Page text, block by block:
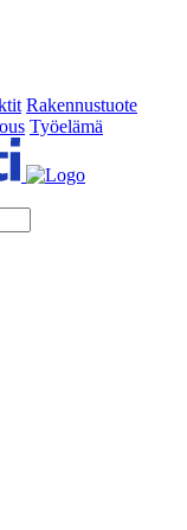
Rakennustuote
Työelämä